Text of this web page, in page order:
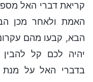
קריאת דברי האל
האמת ולאחר מכן
הבא, קבעו מהם
יהיה לכם קל
בדברי האל על